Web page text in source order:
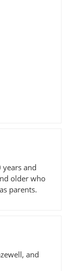
years and
older who
parents.
and